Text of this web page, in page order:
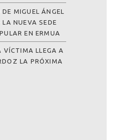
MIGUEL ÁNGEL
LA NUEVA SEDE
EN ERMUA
VÍCTIMA LLEGA A
LA PRÓXIMA